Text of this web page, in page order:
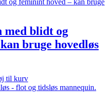
med blidt og
bruge hovedløs
til kurv